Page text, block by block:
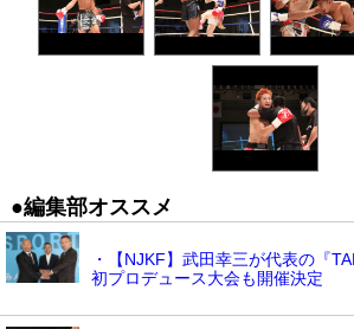
●編集部オススメ
・【NJKF】武田幸三が代表の『
初プロデュース大会も開催決定